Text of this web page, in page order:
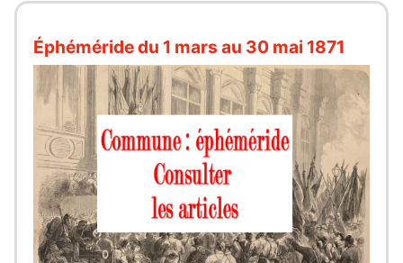
Éphéméride du 1 mars au 30 mai 1871